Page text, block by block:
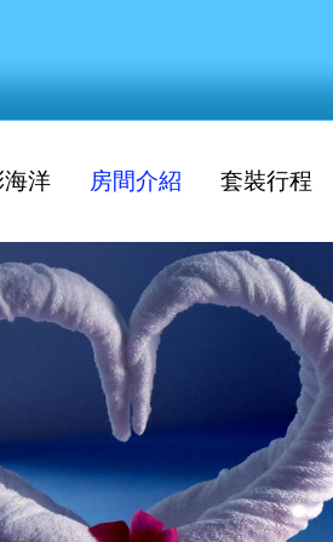
洋 房間介紹 套裝行程